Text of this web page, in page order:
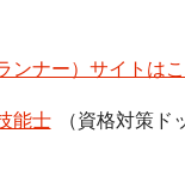
ンナー）サイトは
能士 （資格対策ド